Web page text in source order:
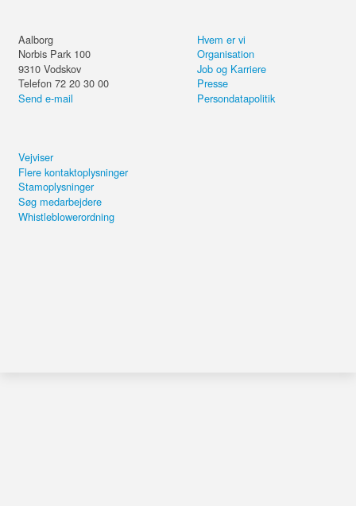
Aalborg
Norbis Park 100
9310 Vodskov
Telefon 72 20 30 00
Send e-mail
Hvem er vi
Organisation
Job og Karriere
Presse
Persondatapolitik
Vejviser
Flere kontaktoplysninger
Stamoplysninger
Søg medarbejdere
Whistleblowerordning